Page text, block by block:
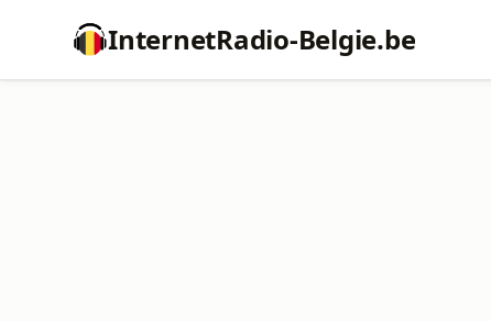
InternetRadio-Belgie.be